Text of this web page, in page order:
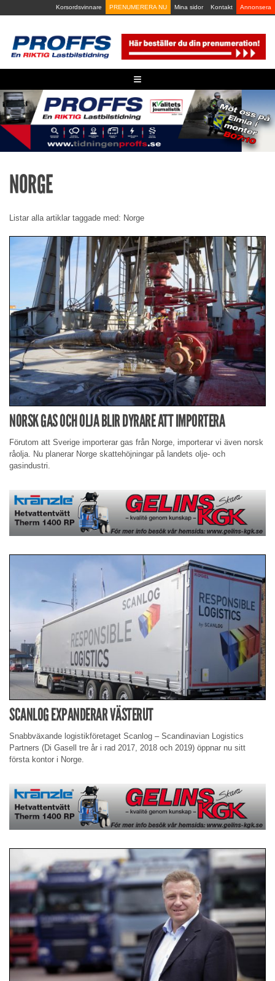
to
Korsordsvinnare PRENUMERERA NU Mina sidor Kontakt Annonsera
≡
NORGE
Listar alla artiklar taggade med: Norge
NORSK GAS OCH OLJA BLIR DYRARE ATT IMPORTERA
Förutom att Sverige importerar gas från Norge, importerar vi även norsk
råolja. Nu planerar Norge skattehöjningar på landets olje- och
gasindustri.
SCANLOG EXPANDERAR VÄSTERUT
Snabbväxande logistikföretaget Scanlog – Scandinavian Logistics
Partners (Di Gasell tre år i rad 2017, 2018 och 2019) öppnar nu sitt
första kontor i Norge.